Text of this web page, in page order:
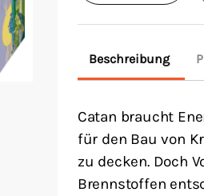
Energien
Beschreibung
Catan braucht
für den Bau von
zu decken. Doch
Brennstoffen